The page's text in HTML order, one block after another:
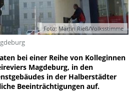
Foto: Martin Rieß/Volksstimme
bei einer Reihe von Kolleginnen
Magdeburg, in den
in der Halberstädter
Beeinträchtigungen auf.